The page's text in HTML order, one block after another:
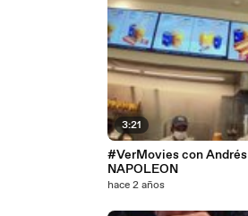
3:21
#VerMovies con
NAPOLEON
hace 2 años